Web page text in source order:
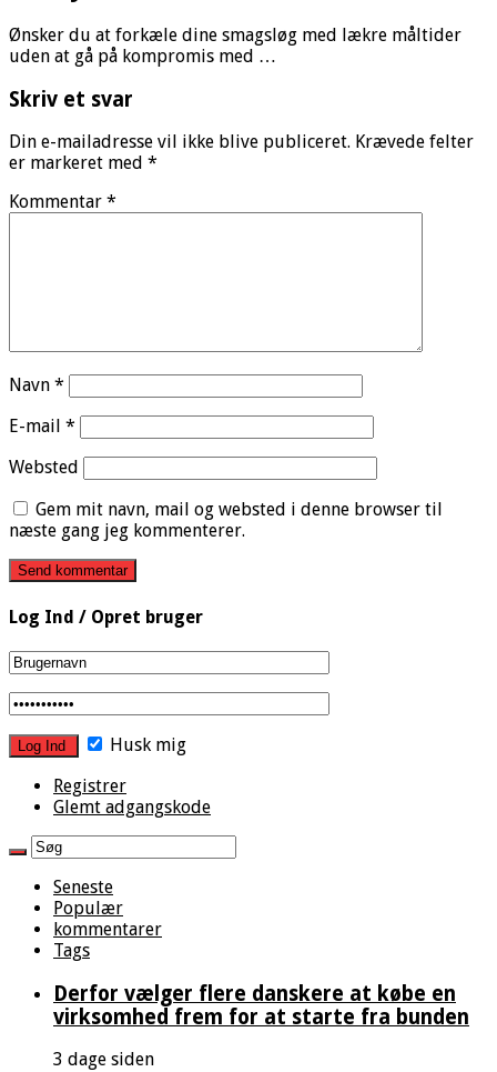
Ønsker du at forkæle dine smagsløg med lækre måltider
uden at gå på kompromis med …
Skriv et svar
Din e-mailadresse vil ikke blive publiceret. Krævede felter
er markeret med *
Kommentar *
Navn *
E-mail *
Websted
Gem mit navn, mail og websted i denne browser til
næste gang jeg kommenterer.
Log Ind / Opret bruger
Husk mig
Registrer
Glemt adgangskode
Seneste
Populær
kommentarer
Tags
Derfor vælger flere danskere at købe en
virksomhed frem for at starte fra bunden
3 dage siden